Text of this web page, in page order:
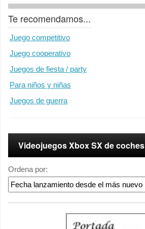
Te recomendamos...
Juego competitivo
Juego cooperativo
Juegos de fiesta / party
Para niños y niñas
Juegos de guerra
Videojuegos Xbox SX de coches
Ordena por: